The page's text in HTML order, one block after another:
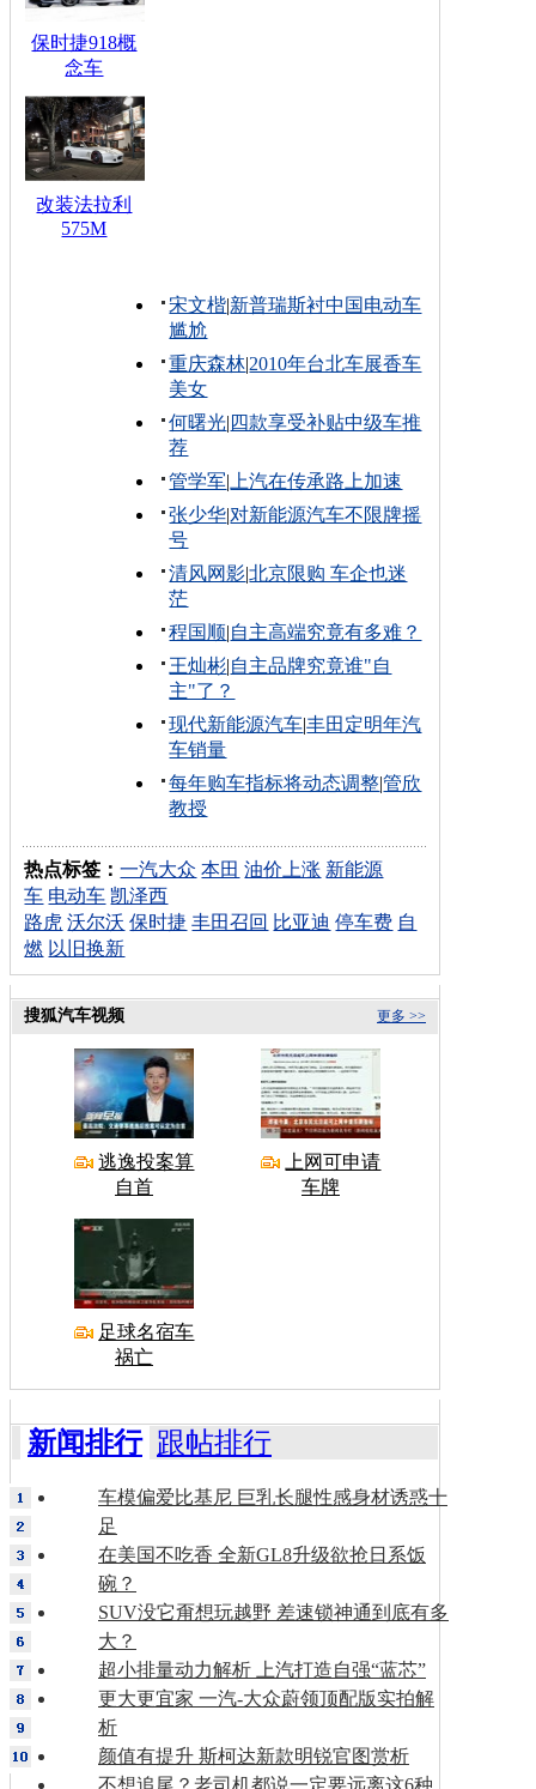
保时捷918概
念车
改装法拉利
575M
宋文楷|新普瑞斯衬中国电动车
尴尬
重庆森林|2010年台北车展香车
美女
何曙光| 四款享受补贴中级车推
荐
管学军| 上汽在传承路上加速
张少华|对新能源汽车不限牌摇
号
清风网影|北京限购 车企也迷
茫
程国顺|自主高端究竟有多难？
王灿彬|自主品牌究竟谁"自
主"了？
现代新能源汽车|丰田定明年汽
车销量
每年购车指标将动态调整|管欣
教授
热点标签：一汽大众 本田 油价上涨 新能源
车 电动车 凯泽西
路虎 沃尔沃 保时捷 丰田召回 比亚迪 停车费 自
燃 以旧换新
更多 >>
搜狐汽车视频
逃逸投案算
自首
上网可申请
车牌
足球名宿车
祸亡
新闻排行 跟帖排行
车模偏爱比基尼 巨乳长腿性感身材诱惑十
足
在美国不吃香 全新GL8升级欲抢日系饭
碗？
SUV没它甭想玩越野 差速锁神通到底有多
大？
超小排量动力解析 上汽打造自强“蓝芯”
更大更宜家 一汽-大众蔚领顶配版实拍解
析
颜值有提升 斯柯达新款明锐官图赏析
不想追尾？老司机都说一定要远离这6种